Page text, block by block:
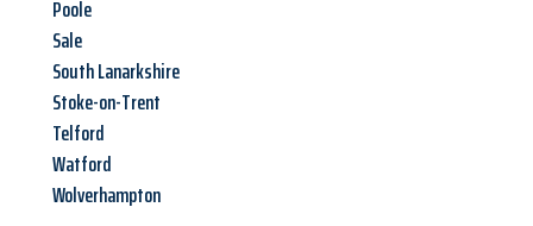
Poole
Sale
South Lanarkshire
Stoke-on-Trent
Telford
Watford
Wolverhampton